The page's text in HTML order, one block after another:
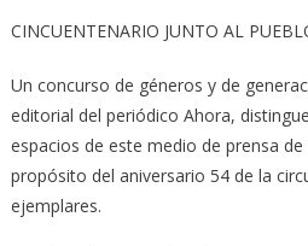
CINCUENTENARIO JUNTO AL
Un concurso de géneros y de
editorial del periódico Ahora,
espacios de este medio de prensa
propósito del aniversario 54 de la
ejemplares.